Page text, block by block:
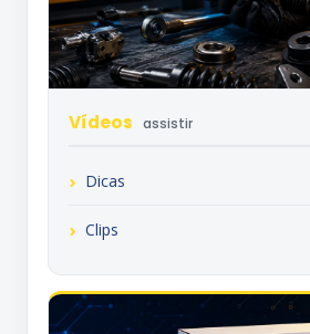
Vídeos assistir
Dicas
Clips